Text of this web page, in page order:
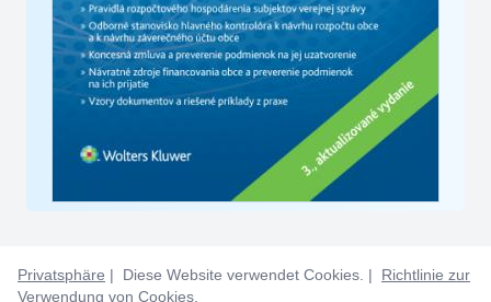
Privatsphäre | Diese Website verwendet Cookies. | Richtlinie zur
Verwendung von Cookies.